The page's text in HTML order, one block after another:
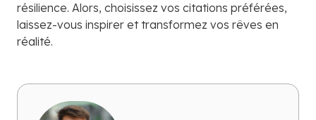
résilience. Alors, choisissez vos citations préférées,
laissez-vous inspirer et transformez vos rêves en
réalité.